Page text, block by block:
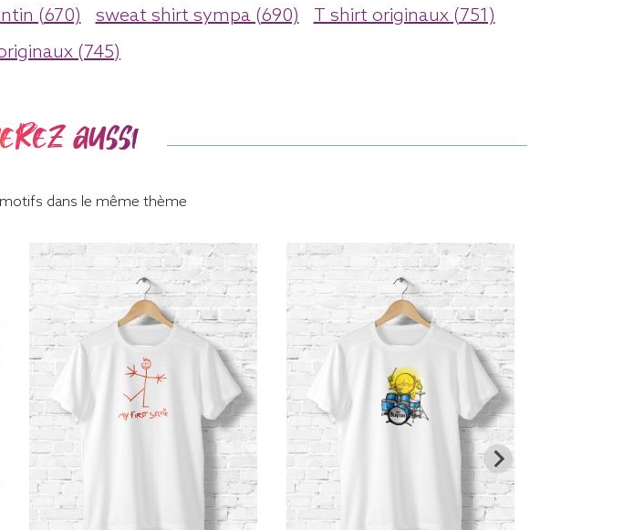
(670) sweat shirt sympa (690)
T shirt originaux (751)
(745)
aussi
dans le même thème